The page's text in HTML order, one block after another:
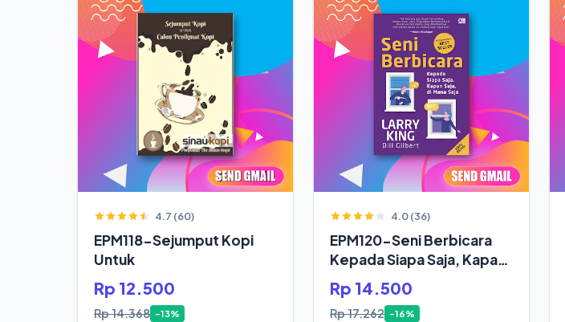
4.7 (60)
EPM118-Sejumput Kopi
Untuk
Rp 12.500
Rp 14.368 -13%
4.0 (36)
EPM120-Seni Berbicara
Kepada Siapa Saja, Kapan
Saja
Rp 14.500
Rp 17.262 -16%